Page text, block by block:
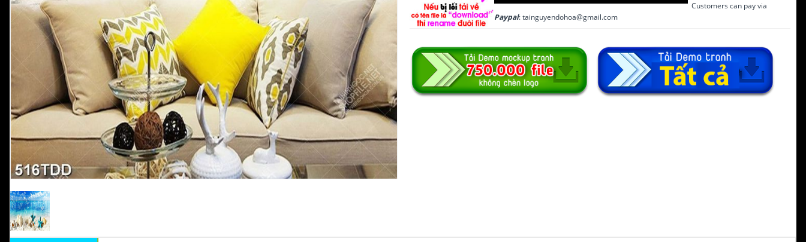
Customers can pay via
Paypal: tainguyendohoa@gmail.com